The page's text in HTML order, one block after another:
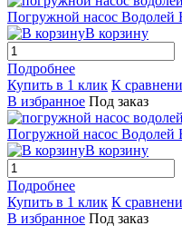
Погружной насос
В корзину
Подробнее
Купить в 1 клик К
В избранное Под заказ
Погружной насос
В корзину
Подробнее
Купить в 1 клик К
В избранное Под заказ